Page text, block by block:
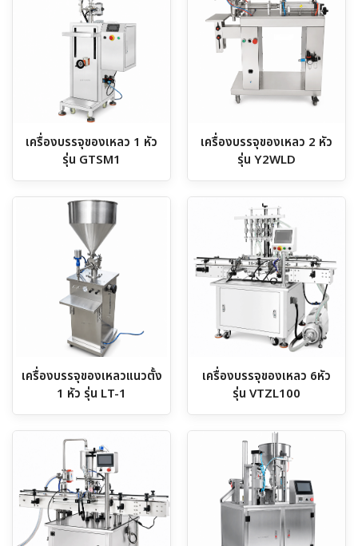
เครื่องบรรจุของเหลว 1 หัว
รุ่น GTSM1
เครื่องบรรจุของเหลว 2 หัว
รุ่น Y2WLD
เครื่องบรรจุของเหลวแนวตั้ง
1 หัว รุ่น LT-1
เครื่องบรรจุของเหลว 6หัว
รุ่น VTZL100